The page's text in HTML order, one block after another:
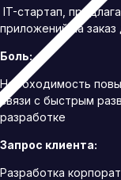
IT-стартап,
приложений на
Боль:
Необходимость
связи с быстрым
разработке
Запрос клиента:
Разработка